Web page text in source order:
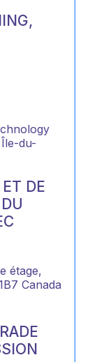
du-
DE
étage,
Canada